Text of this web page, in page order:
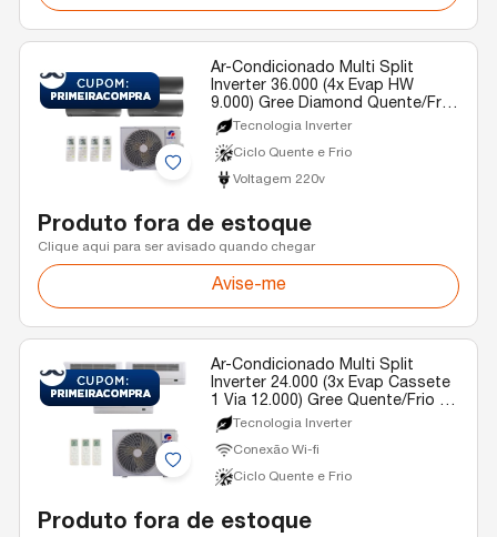
Ar-Condicionado Multi Split
Inverter 36.000 (4x Evap HW
9.000) Gree Diamond Quente/Frio
R-32 220v
Tecnologia Inverter
Ciclo Quente e Frio
Voltagem 220v
Produto fora de estoque
Clique aqui para ser avisado quando chegar
Avise-me
Ar-Condicionado Multi Split
Inverter 24.000 (3x Evap Cassete
1 Via 12.000) Gree Quente/Frio R-
32 220v
Tecnologia Inverter
Conexão Wi-fi
Ciclo Quente e Frio
Produto fora de estoque